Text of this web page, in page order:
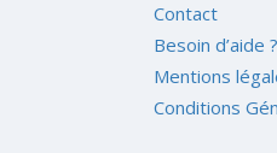
Contact
Besoin d’aide ?
Mentions
Conditions